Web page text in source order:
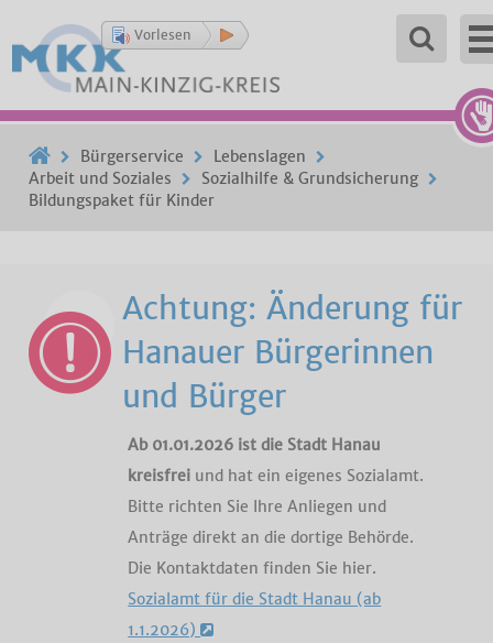
Vorlesen
Bürgerservice
Lebenslagen
Arbeit und Soziales
Sozialhilfe & Grundsicherung
Bildungspaket für Kinder
Achtung: Änderung für
Hanauer Bürgerinnen
und Bürger
Ab 01.01.2026 ist die Stadt Hanau
kreisfrei und hat ein eigenes Sozialamt.
Bitte richten Sie Ihre Anliegen und
Anträge direkt an die dortige Behörde.
Die Kontaktdaten finden Sie hier.
Sozialamt für die Stadt Hanau (ab
1.1.2026)